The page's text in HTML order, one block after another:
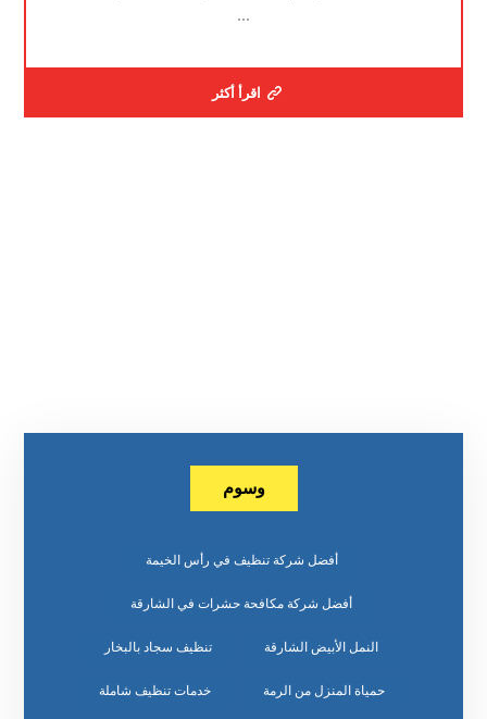
...
اقرأ أكثر
وسوم
أفضل شركة تنظيف في رأس الخيمة
أفضل شركة مكافحة حشرات في الشارقة
النمل الأبيض الشارقة تنظيف سجاد بالبخار
حمياة المنزل من الرمة خدمات تنظيف شاملة